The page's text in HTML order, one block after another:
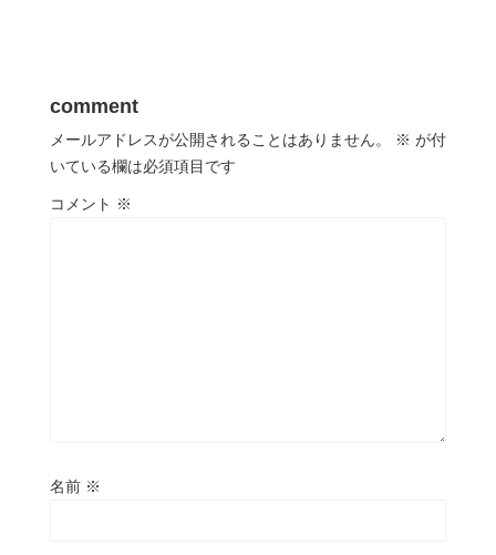
comment
メールアドレスが公開されることはありません。 ※ が付
いている欄は必須項目です
コメント ※
名前 ※